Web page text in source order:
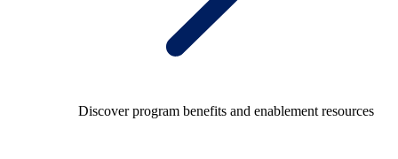
Discover program benefits and enablement resources